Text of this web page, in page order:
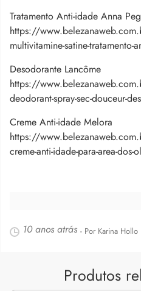
Tratamento Anti-idade Anna
https://
multivitamine-satine-tratamento-
Desodorante Lancôme
https://
deodorant-spray-sec-douceur-
Creme Anti-idade Melora
https://
creme-anti-idade-para-area-dos-
10 anos atrás - Por Karina Hollo
Produtos